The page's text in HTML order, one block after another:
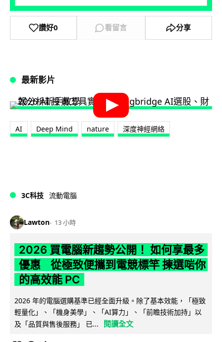
讚好0 看留言 分享
最新影片
AI Deep Mind nature 深度神經網絡
3C科技 流動電腦
Lawton 13 小時
2026 買電腦新趨勢公開！ 如何享最多
優惠 從極致便攜到電競標竿 揀選啱你
的高效能 PC
2026 年的電腦選購基準已經全面升級。除了基本效能，「極致
輕量化」、「機身美學」、「AI算力」、「前瞻技術加持」以
及「品質與售後服務」 已...
閱讀全文